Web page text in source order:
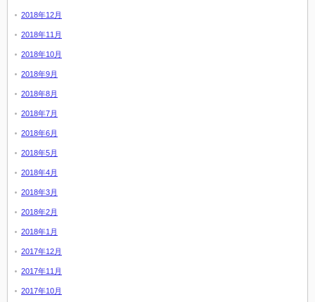
2018年12月
2018年11月
2018年10月
2018年9月
2018年8月
2018年7月
2018年6月
2018年5月
2018年4月
2018年3月
2018年2月
2018年1月
2017年12月
2017年11月
2017年10月